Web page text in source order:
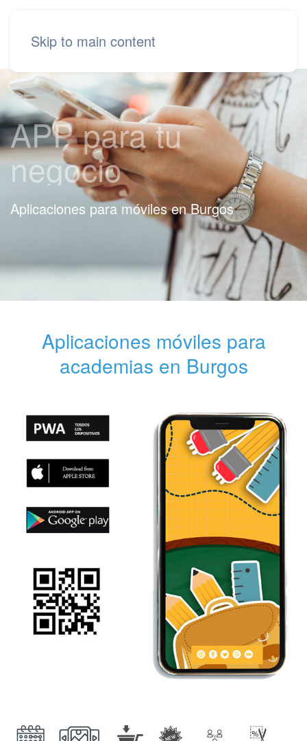
Skip to main content
APP para tu
negocio
Aplicaciones para móviles en Burgos
Aplicaciones móviles para
academias en Burgos